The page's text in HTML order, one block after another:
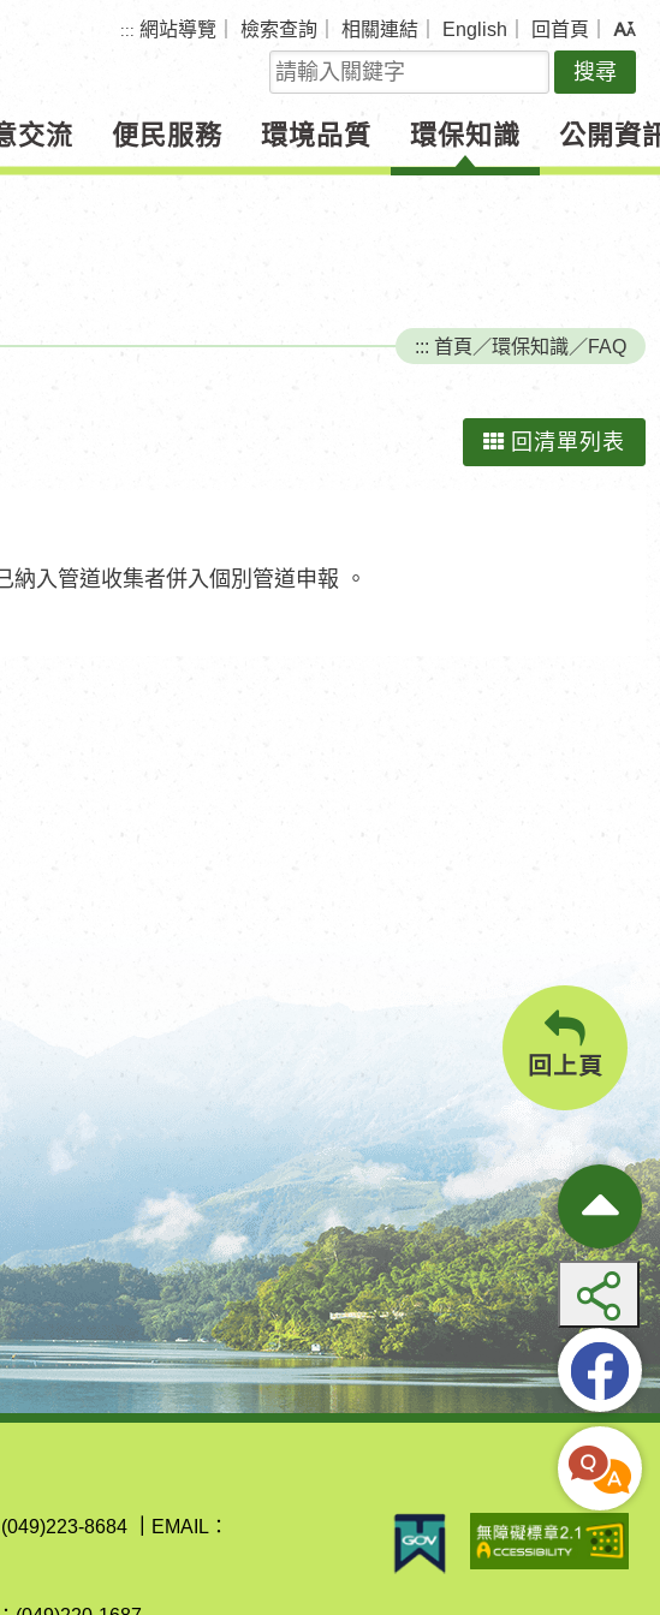
::: 網站導覽 檢索查詢 相關連結 English 回首頁
關
鍵
字
查
詢
交流 便民服務 環境品質 環保知識 公開資
::: 首頁 ／環保知識／FAQ
回清單列表
入管道收集者併入個別管道申報 。
回上頁
8684 EMAIL：